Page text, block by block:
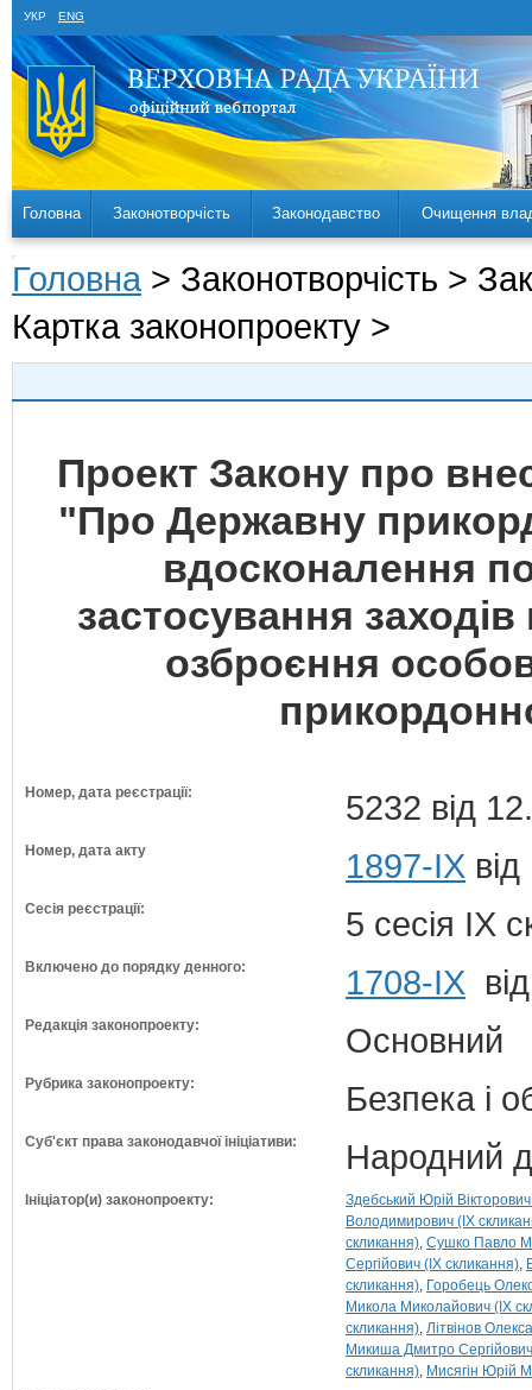
УКР ENG
Головна Законотворчість Законодавство Очищення
Головна > Законотворчість >
Картка законопроекту >
Проект Закону про
"Про Державну
вдосконалення
застосування
озброєння
Номер, дата реєстрації: 5232 від
Номер, дата акту 1897-IX
Сесія реєстрації: 5 сесія IX
Включено до порядку денного: 1708-ІХ
Редакція законопроекту: Основний
Рубрика законопроекту: Безпека і
Суб'єкт права законодавчої ініціативи: Народний
Ініціатор(и) законопроекту:
Здебський Юрій
Володимирович (IX
скликання) Сушко Павло
Сергійович (IX скликання)
скликання) Горобець
Микола Миколайович (IX
скликання) Літвінов
Микиша Дмитро
скликання) Мисягін Юрій